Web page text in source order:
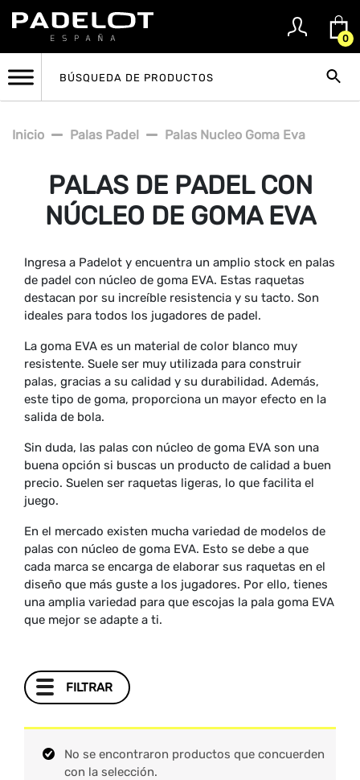
0
Inicio Palas Padel Palas Nucleo Goma Eva
PALAS DE PADEL CON
NÚCLEO DE GOMA EVA
Ingresa a Padelot y encuentra un amplio stock en palas
de padel con núcleo de goma EVA. Estas raquetas
destacan por su increíble resistencia y su tacto. Son
ideales para todos los jugadores de padel.
La goma EVA es un material de color blanco muy
resistente. Suele ser muy utilizada para construir
palas, gracias a su calidad y su durabilidad. Además,
este tipo de goma, proporciona un mayor efecto en la
salida de bola.
Sin duda, las palas con núcleo de goma EVA son una
buena opción si buscas un producto de calidad a buen
precio. Suelen ser raquetas ligeras, lo que facilita el
juego.
En el mercado existen mucha variedad de modelos de
palas con núcleo de goma EVA. Esto se debe a que
cada marca se encarga de elaborar sus raquetas en el
diseño que más guste a los jugadores. Por ello, tienes
una amplia variedad para que escojas la pala goma EVA
que mejor se adapte a ti.
FILTRAR
No se encontraron productos que concuerden
con la selección.